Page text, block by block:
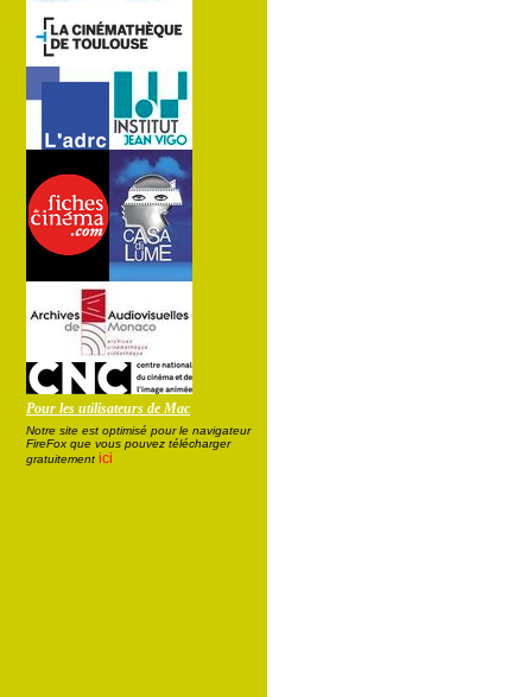
Pour les utilisateurs de Mac
Notre site est optimisé pour le navigateur
FireFox que vous pouvez télécharger
gratuitement ici